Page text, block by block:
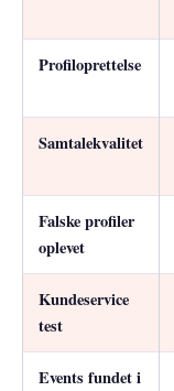
Profiloprettelse
Samtalekvalitet
Falske profiler
oplevet
Kundeservice
test
Events fundet i